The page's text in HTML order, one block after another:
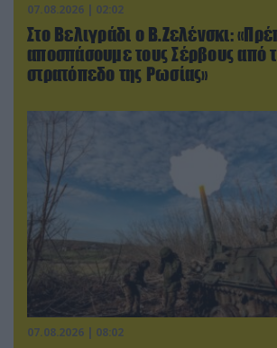
07.08.2026 | 02:02
Στο Βελιγράδι ο Β.Ζελένσκι:
αποσπάσουμε τους Σέρβους από
στρατόπεδο της Ρωσίας»
07.08.2026 | 08:02